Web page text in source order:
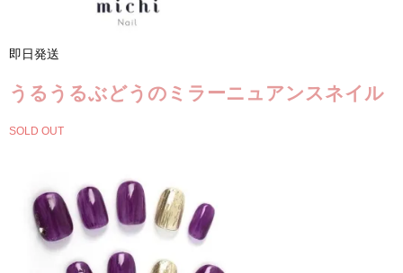
即日発送
うるうるぶどうのミラーニュアンスネイル
SOLD OUT